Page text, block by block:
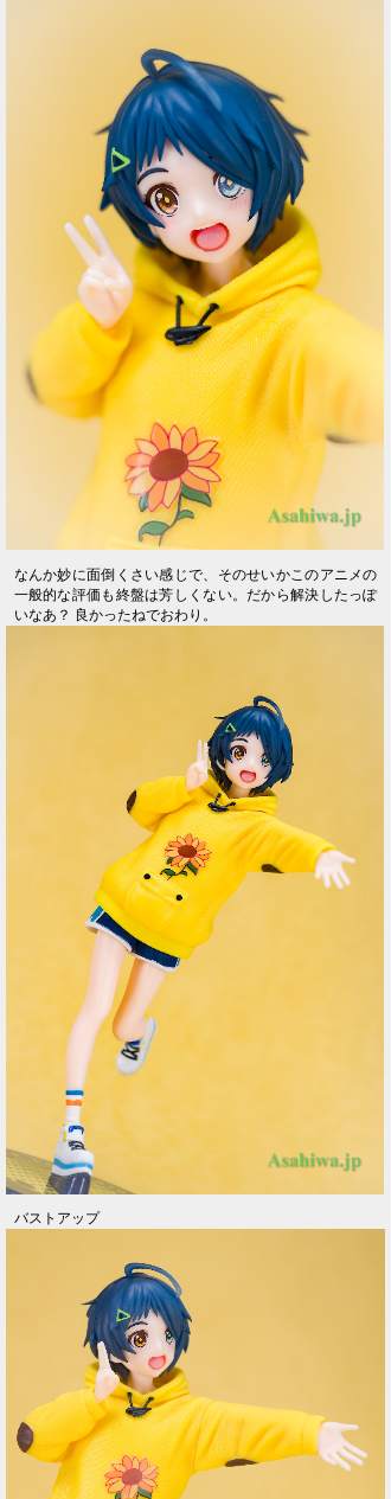
なんか妙に面倒くさい感じで、そのせいかこのアニメの
一般的な評価も終盤は芳しくない。だから解決したっぽ
いなあ？ 良かったねでおわり。
バストアップ